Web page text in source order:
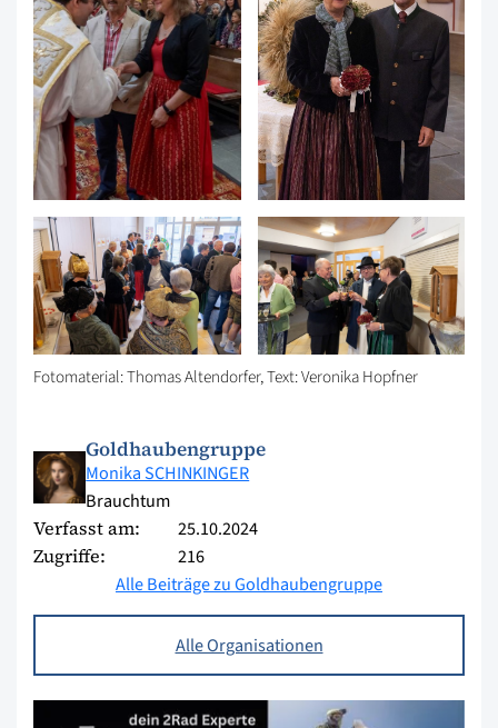
Fotomaterial: Thomas Altendorfer, Text: Veronika Hopfner
Goldhaubengruppe
Monika SCHINKINGER
Brauchtum
Verfasst am: 25.10.2024
Zugriffe:
216
Alle Beiträge zu Goldhaubengruppe
Alle Organisationen